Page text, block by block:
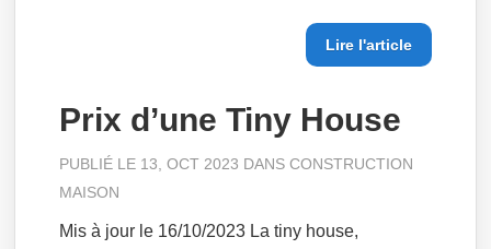
Lire l'article
Prix d’une Tiny House
PUBLIÉ LE 13, OCT 2023 DANSCONSTRUCTION
MAISON
Mis à jour le 16/10/2023 La tiny house,